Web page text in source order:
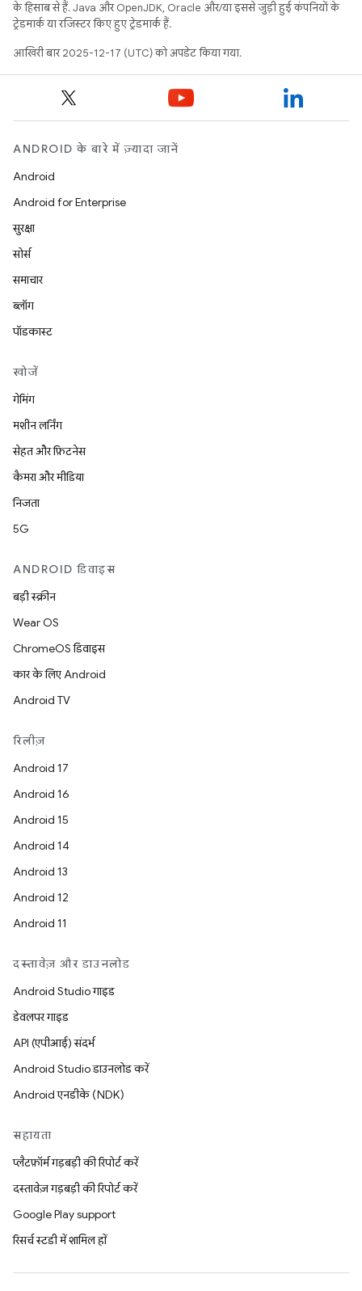
के हिसाब से हैं. Java और OpenJDK, Oracle और/या इससे जुड़ी हुई कंपनियों के
ट्रेडमार्क या रजिस्टर किए हुए ट्रेडमार्क हैं.
आखिरी बार 2025-12-17 (UTC) को अपडेट किया गया.
ANDROID के बारे में ज़्यादा जानें
Android
Android for Enterprise
सुरक्षा
सोर्स
समाचार
ब्लॉग
पॉडकास्ट
खोजें
गेमिंग
मशीन लर्निंग
सेहत और फ़िटनेस
कैमरा और मीडिया
निजता
5G
ANDROID डिवाइस
बड़ी स्क्रीन
Wear OS
ChromeOS डिवाइस
कार के लिए Android
Android TV
रिलीज़
Android 17
Android 16
Android 15
Android 14
Android 13
Android 12
Android 11
दस्तावेज़ और डाउनलोड
Android Studio गाइड
डेवलपर गाइड
API (एपीआई) संदर्भ
Android Studio डाउनलोड करें
Android एनडीके (NDK)
सहायता
प्लैटफ़ॉर्म गड़बड़ी की रिपोर्ट करें
दस्तावेज़ गड़बड़ी की रिपोर्ट करें
Google Play support
रिसर्च स्टडी में शामिल हों